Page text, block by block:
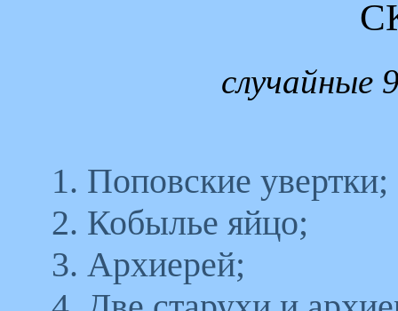
случайные
1. Поповские увертки;
2. Кобылье яйцо;
3. Архиерей;